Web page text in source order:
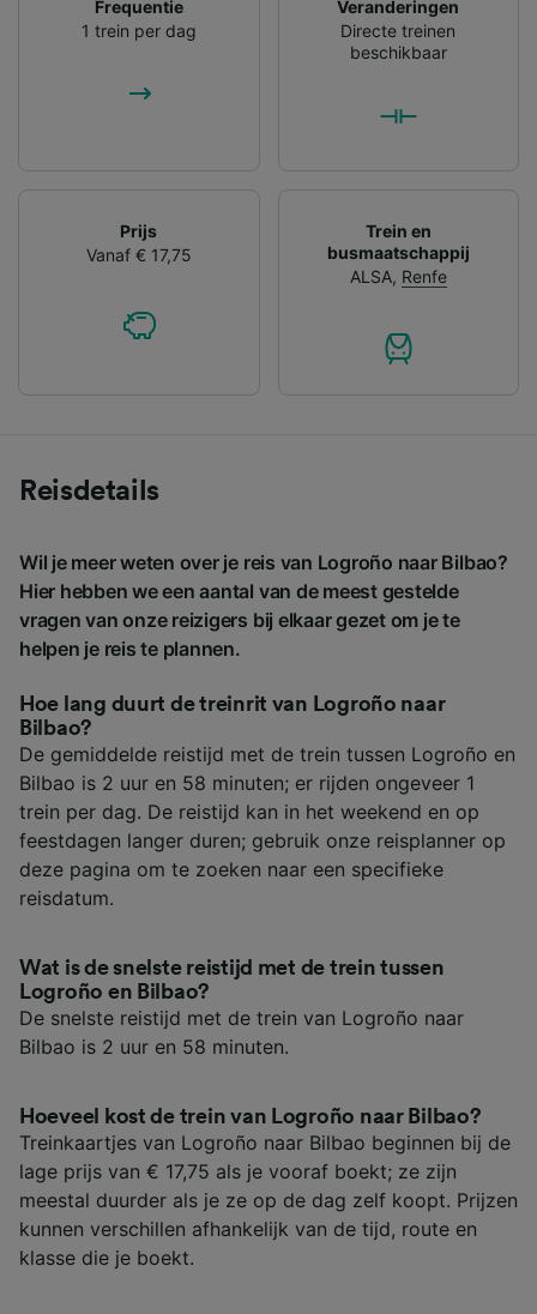
Frequentie
1 trein per dag
Veranderingen
Directe treinen
beschikbaar
Prijs
Vanaf € 17,75
Trein en
busmaatschappij
ALSA, Renfe
Reisdetails
Wil je meer weten over je reis van Logroño naar Bilbao?
Hier hebben we een aantal van de meest gestelde
vragen van onze reizigers bij elkaar gezet om je te
helpen je reis te plannen.
Hoe lang duurt de treinrit van Logroño naar
Bilbao?
De gemiddelde reistijd met de trein tussen Logroño en
Bilbao is 2 uur en 58 minuten; er rijden ongeveer 1
trein per dag. De reistijd kan in het weekend en op
feestdagen langer duren; gebruik onze reisplanner op
deze pagina om te zoeken naar een specifieke
reisdatum.
Wat is de snelste reistijd met de trein tussen
Logroño en Bilbao?
De snelste reistijd met de trein van Logroño naar
Bilbao is 2 uur en 58 minuten.
Hoeveel kost de trein van Logroño naar Bilbao?
Treinkaartjes van Logroño naar Bilbao beginnen bij de
lage prijs van € 17,75 als je vooraf boekt; ze zijn
meestal duurder als je ze op de dag zelf koopt. Prijzen
kunnen verschillen afhankelijk van de tijd, route en
klasse die je boekt.